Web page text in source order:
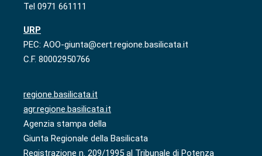
Tel 0971 661111
URP
PEC: AOO-giunta@cert.regione.basilicata.it
C.F. 80002950766
regione.basilicata.it
agr.regione.basilicata.it
Agenzia stampa della
Giunta Regionale della Basilicata
Registrazione n. 209/1995 al Tribunale di Potenza